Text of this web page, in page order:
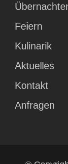
Feiern
Kulinarik
Aktuelles
Kontakt
Anfragen